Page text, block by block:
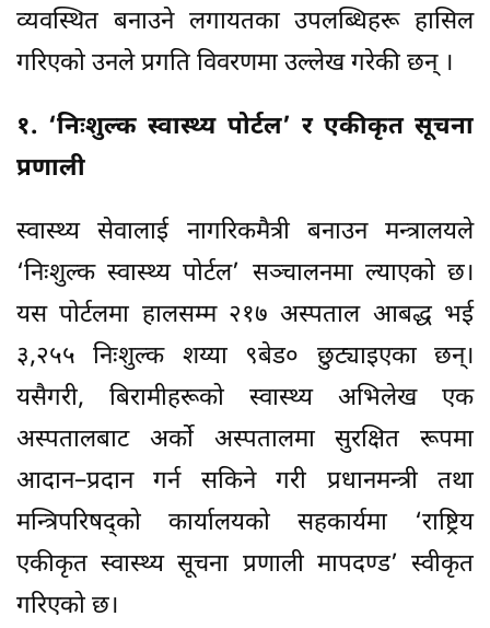
व्यवस्थित बनाउने लगायतका उपलब्धिहरू हासिल
गरिएको उनले प्रगति विवरणमा उल्लेख गरेकी छन् ।
१. ‘निःशुल्क स्वास्थ्य पोर्टल’ र एकीकृत सूचना
प्रणाली
स्वास्थ्य सेवालाई नागरिकमैत्री बनाउन मन्त्रालयले
‘निःशुल्क स्वास्थ्य पोर्टल’ सञ्चालनमा ल्याएको छ।
यस पोर्टलमा हालसम्म २१७ अस्पताल आबद्ध भई
३,२५५ निःशुल्क शय्या ९बेड० छुट्याइएका छन्।
यसैगरी, बिरामीहरूको स्वास्थ्य अभिलेख एक
अस्पतालबाट अर्को अस्पतालमा सुरक्षित रूपमा
आदान–प्रदान गर्न सकिने गरी प्रधानमन्त्री तथा
मन्त्रिपरिषद्को कार्यालयको सहकार्यमा ‘राष्ट्रिय
एकीकृत स्वास्थ्य सूचना प्रणाली मापदण्ड’ स्वीकृत
गरिएको छ।